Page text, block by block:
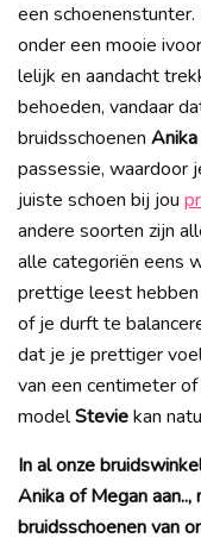
een
onder een mooie
lelijk en aandacht
behoeden, vandaar
bruidsschoenen Anika
passessie, waardoor
juiste schoen bij jou
andere soorten zijn
alle categoriën eens
prettige leest hebben
of je durft te
dat je je prettiger
van een centimeter
modelSteviekan
In al onze
Anika of Megan
bruidsschoenen van